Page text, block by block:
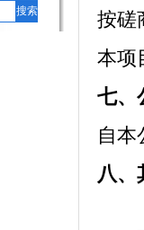
按磋
本项
七、
自本
八、